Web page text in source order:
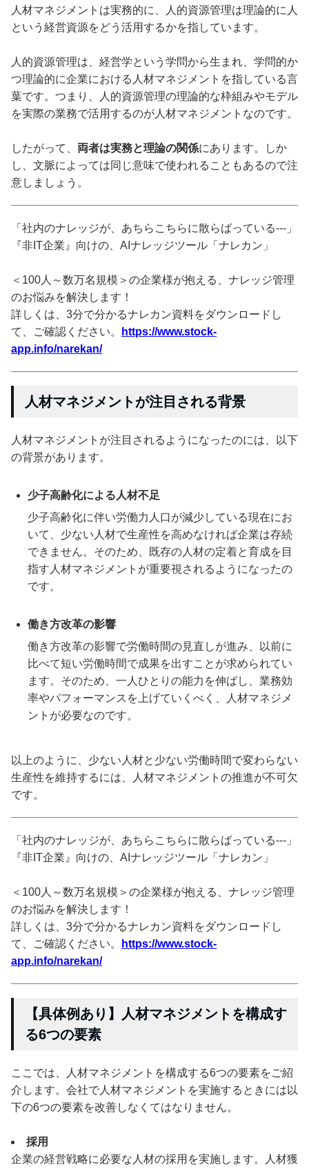
人材マネジメントは実務的に、人的資源管理は理論的に人
という経営資源をどう活用するかを指しています。
人的資源管理は、経営学という学問から生まれ、学問的か
つ理論的に企業における人材マネジメントを指している言
葉です。つまり、人的資源管理の理論的な枠組みやモデル
を実際の業務で活用するのが人材マネジメントなのです。
したがって、 両者は実務と理論の関係にあります。しか
し、文脈によっては同じ意味で使われることもあるので注
意しましょう。
「社内のナレッジが、あちらこちらに散らばっている---」
『非IT企業』向けの、AIナレッジツール「ナレカン」
＜100人～数万名規模＞の企業様が抱える、ナレッジ管理
のお悩みを解決します！
詳しくは、3分で分かるナレカン資料をダウンロードし
て、ご確認ください。
https://www.stock-
app.info/narekan/
人材マネジメントが注目される背景
人材マネジメントが注目されるようになったのには、以下
の背景があります。
少子高齢化による人材不足
少子高齢化に伴い労働力人口が減少している現在にお
いて、少ない人材で生産性を高めなければ企業は存続
できません。そのため、既存の人材の定着と育成を目
指す人材マネジメントが重要視されるようになったの
です。
働き方改革の影響
働き方改革の影響で労働時間の見直しが進み、以前に
比べて短い労働時間で成果を出すことが求められてい
ます。そのため、一人ひとりの能力を伸ばし、業務効
率やパフォーマンスを上げていくべく、人材マネジメ
ントが必要なのです。
以上のように、少ない人材と少ない労働時間で変わらない
生産性を維持するには、人材マネジメントの推進が不可欠
です。
「社内のナレッジが、あちらこちらに散らばっている---」
『非IT企業』向けの、AIナレッジツール「ナレカン」
＜100人～数万名規模＞の企業様が抱える、ナレッジ管理
のお悩みを解決します！
詳しくは、3分で分かるナレカン資料をダウンロードし
て、ご確認ください。
https://www.stock-
app.info/narekan/
【具体例あり】人材マネジメントを構成す
る6つの要素
ここでは、人材マネジメントを構成する6つの要素をご紹
介します。会社で人材マネジメントを実施するときには以
下の6つの要素を改善しなくてはなりません。
採用
企業の経営戦略に必要な人材の採用を実施します。人材獲